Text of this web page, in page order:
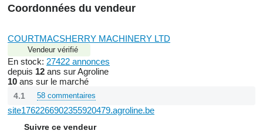
Coordonnées du vendeur
COURTMACSHERRY MACHINERY LTD
Vendeur vérifié
En stock: 27422 annonces
depuis 12 ans sur Agroline
10 ans sur le marché
4.1 58 commentaires
site1762266902355920479.agroline.be
Suivre ce vendeur